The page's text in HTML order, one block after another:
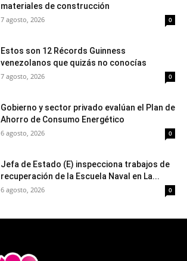
materiales de construcción
7 agosto, 2026 0
Estos son 12 Récords Guinness
venezolanos que quizás no conocías
7 agosto, 2026 0
Gobierno y sector privado evalúan el Plan de
Ahorro de Consumo Energético
6 agosto, 2026 0
Jefa de Estado (E) inspecciona trabajos de
recuperación de la Escuela Naval en La...
6 agosto, 2026 0